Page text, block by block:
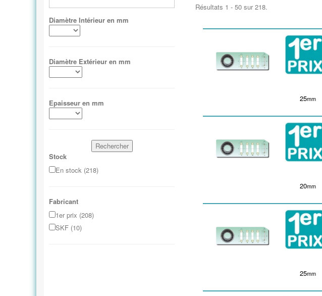
Résultats 1 - 50 sur 218.
25mm
20mm
25mm
Diamètre Intérieur en mm
Diamètre Extérieur en mm
Epaisseur en mm
Rechercher
Stock
En stock (218)
Fabricant
1er prix (208)
SKF (10)